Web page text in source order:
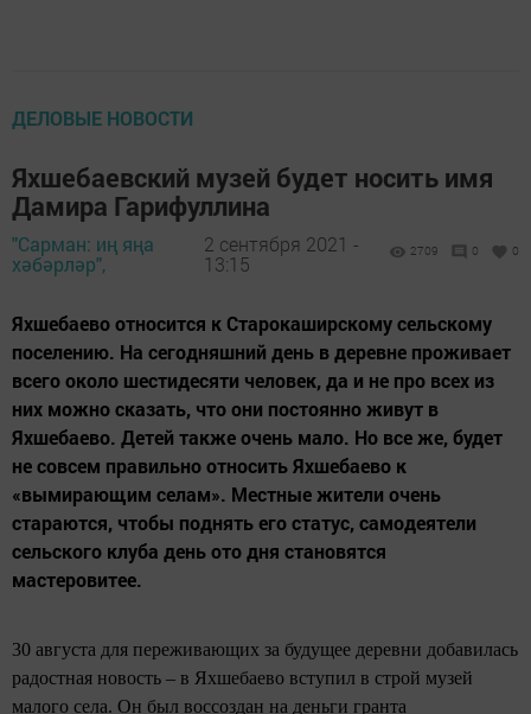
ДЕЛОВЫЕ НОВОСТИ
Яхшебаевский музей будет носить имя
Дамира Гарифуллина
"Сарман: иң яңа
хәбәрләр",
2 сентября 2021 -
13:15
2709 0 0
Яхшебаево относится к Старокаширскому сельскому
поселению. На сегодняшний день в деревне проживает
всего около шестидесяти человек, да и не про всех из
них можно сказать, что они постоянно живут в
Яхшебаево. Детей также очень мало. Но все же, будет
не совсем правильно относить Яхшебаево к
«вымирающим селам». Местные жители очень
стараются, чтобы поднять его статус, самодеятели
сельского клуба день ото дня становятся
мастеровитее.
30 августа для переживающих за будущее деревни добавилась
радостная новость – в Яхшебаево вступил в строй музей
малого села. Он был воссоздан на деньги гранта